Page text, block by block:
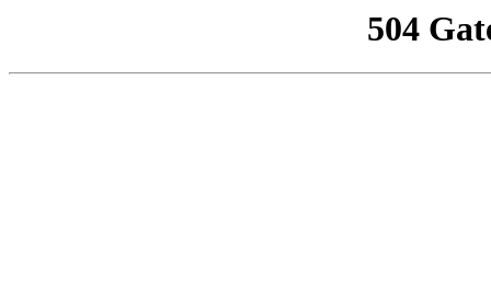
504